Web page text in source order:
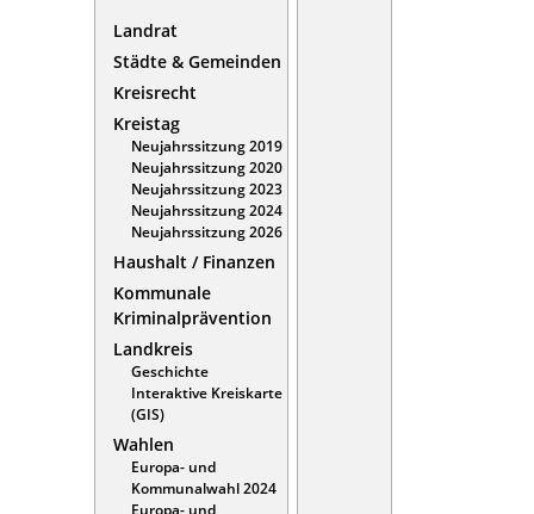
Landrat
Städte & Gemeinden
Kreisrecht
Kreistag
Neujahrssitzung 2019
Neujahrssitzung 2020
Neujahrssitzung 2023
Neujahrssitzung 2024
Neujahrssitzung 2026
Haushalt / Finanzen
Kommunale
Kriminalprävention
Landkreis
Geschichte
Interaktive Kreiskarte
(GIS)
Wahlen
Europa- und
Kommunalwahl 2024
Europa- und